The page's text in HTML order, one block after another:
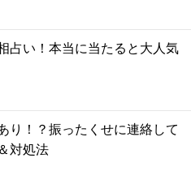
占い！本当に当たると大人気
り！？振ったくせに連絡して
対処法